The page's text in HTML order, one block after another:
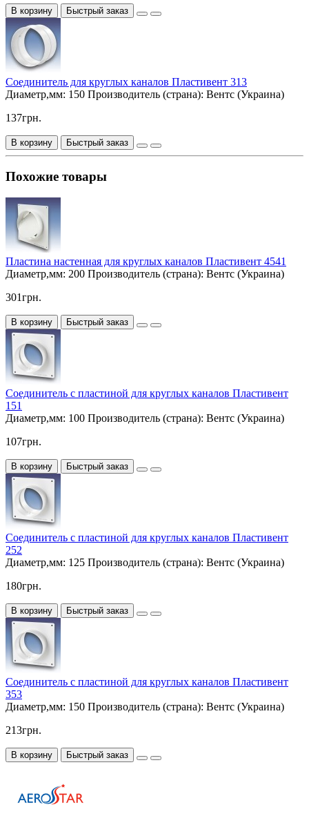
В корзину Быстрый заказ
Соединитель для круглых каналов Пластивент 313
Диаметр,мм: 150 Производитель (страна): Вентс (Украина)
137грн.
В корзину Быстрый заказ
Похожие товары
Пластина настенная для круглых каналов Пластивент 4541
Диаметр,мм: 200 Производитель (страна): Вентс (Украина)
301грн.
В корзину Быстрый заказ
Соединитель с пластиной для круглых каналов Пластивент
151
Диаметр,мм: 100 Производитель (страна): Вентс (Украина)
107грн.
В корзину Быстрый заказ
Соединитель с пластиной для круглых каналов Пластивент
252
Диаметр,мм: 125 Производитель (страна): Вентс (Украина)
180грн.
В корзину Быстрый заказ
Соединитель с пластиной для круглых каналов Пластивент
353
Диаметр,мм: 150 Производитель (страна): Вентс (Украина)
213грн.
В корзину Быстрый заказ